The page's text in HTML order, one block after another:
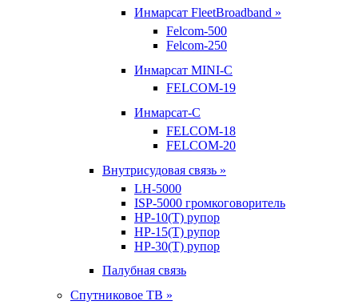
Инмарсат FleetBroadband »
Felcom-500
Felcom-250
Инмарсат MINI-C
FELCOM-19
Инмарсат-С
FELCOM-18
FELCOM-20
Внутрисудовая связь »
LH-5000
ISP-5000 громкоговоритель
HP-10(T) рупор
HP-15(T) рупор
HP-30(T) рупор
Палубная связь
Спутниковое ТВ »